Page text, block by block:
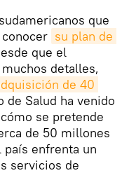
que
su plan de
que el
detalles,
de 40
de Salud ha venido
se pretende
de 50 millones
enfrenta un
servicios de